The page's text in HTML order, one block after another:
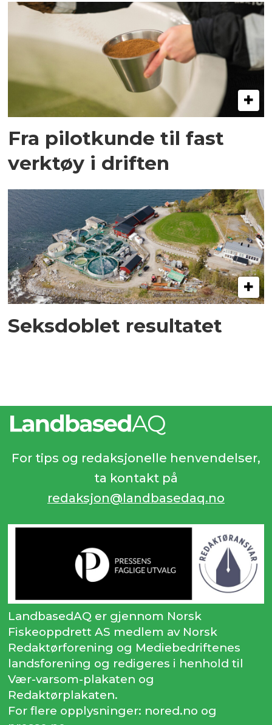
Fra pilotkunde til fast
verktøy i driften
Seksdoblet resultatet
For tips og redaksjonelle henvendelser,
ta kontakt på
redaksjon@landbasedaq.no
LandbasedAQ er gjennom Norsk
Fiskeoppdrett AS medlem av Norsk
Redaktørforening og Mediebedriftenes
landsforening og redigeres i henhold til
Vær-varsom-plakaten og
Redaktørplakaten.
For flere opplysninger: nored.no og